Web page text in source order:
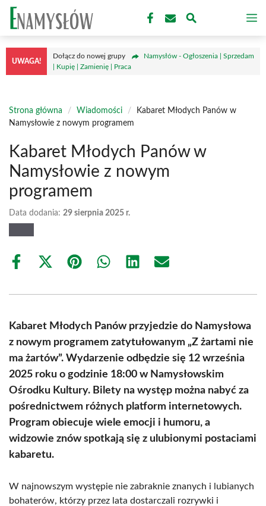
Przejdź
treści
UWAGA!
Dołącz do nowej grupy
Namysłów - Ogłoszenia | Sprzedam
| Kupię | Zamienię | Praca
Strona główna / Wiadomości /
Kabaret Młodych Panów w
Namysłowie z nowym programem
Kabaret Młodych Panów w
Namysłowie z nowym
programem
Data dodania: 29 sierpnia 2025 r.
Share
Share
(Twitter)
Share Share Share Share
Kabaret Młodych Panów przyjedzie do Namysłowa
z nowym programem zatytułowanym „Z żartami nie
ma żartów”. Wydarzenie odbędzie się 12 września
2025 roku o godzinie 18:00 w Namysłowskim
Ośrodku Kultury. Bilety na występ można nabyć za
pośrednictwem różnych platform internetowych.
Program obiecuje wiele emocji i humoru, a
widzowie znów spotkają się z ulubionymi postaciami
kabaretu.
W najnowszym występie nie zabraknie znanych i lubianych
bohaterów, którzy przez lata dostarczali rozrywki i